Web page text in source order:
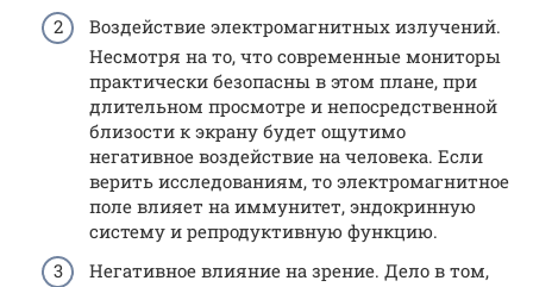
Воздействие электромагнитных излучений.
Несмотря на то, что современные мониторы
практически безопасны в этом плане, при
длительном просмотре и непосредственной
близости к экрану будет ощутимо
негативное воздействие на человека. Если
верить исследованиям, то электромагнитное
поле влияет на иммунитет, эндокринную
систему и репродуктивную функцию.
Негативное влияние на зрение. Дело в том,